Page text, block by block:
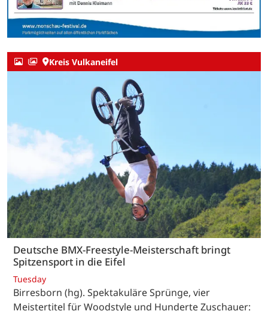
Kreis Vulkaneifel
Deutsche BMX-Freestyle-Meisterschaft bringt
Spitzensport in die Eifel
Tuesday
Birresborn (hg). Spektakuläre Sprünge, vier
Meistertitel für Woodstyle und Hunderte Zuschauer: